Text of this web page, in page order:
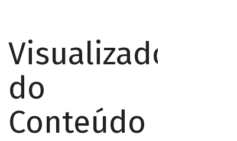
Visualizador
do
Conteúdo